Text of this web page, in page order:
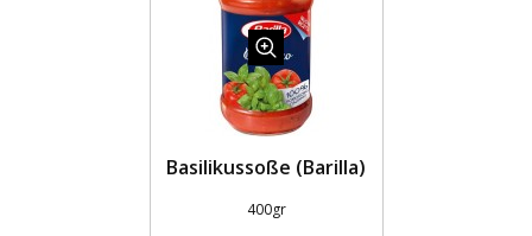
Basilikussoße (Barilla)
400gr